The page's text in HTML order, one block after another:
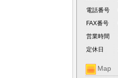
電話番号
FAX番号
営業時間
定休日
Map